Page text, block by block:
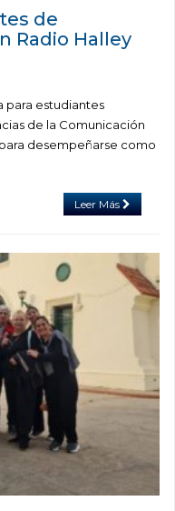
de
Radio Halley
para estudiantes
de la Comunicación
desempeñarse como
Leer Más